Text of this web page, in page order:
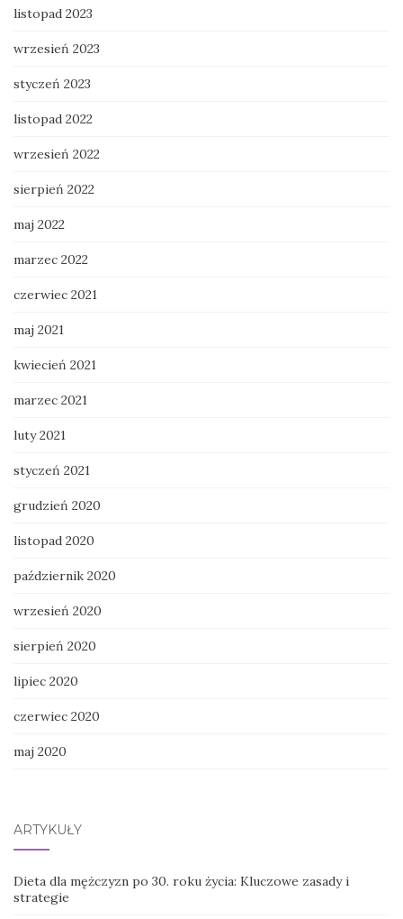
listopad 2023
wrzesień 2023
styczeń 2023
listopad 2022
wrzesień 2022
sierpień 2022
maj 2022
marzec 2022
czerwiec 2021
maj 2021
kwiecień 2021
marzec 2021
luty 2021
styczeń 2021
grudzień 2020
listopad 2020
październik 2020
wrzesień 2020
sierpień 2020
lipiec 2020
czerwiec 2020
maj 2020
ARTYKUŁY
Dieta dla mężczyzn po 30. roku życia: Kluczowe zasady i
strategie